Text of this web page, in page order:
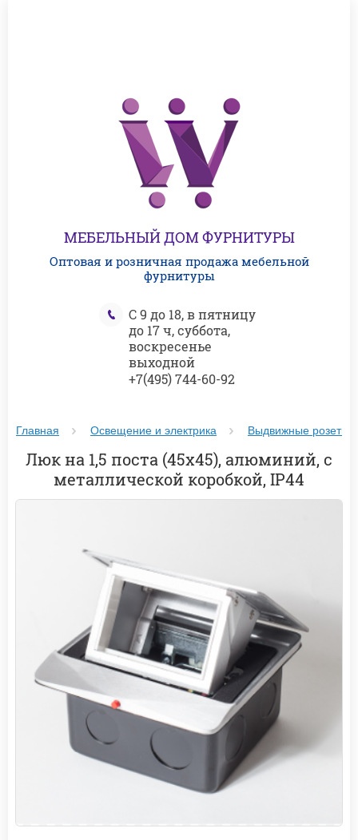
МЕБЕЛЬНЫЙ ДОМ ФУРНИТУРЫ
Оптовая и розничная продажа мебельной
фурнитуры
С 9 до 18, в пятницу
до 17 ч, суббота,
воскресенье
выходной
+7(495) 744-60-92
Главная Освещение и электрика Выдвижные розетки
Люк на 1,5 поста (45х45), алюминий, с
металлической коробкой, IP44